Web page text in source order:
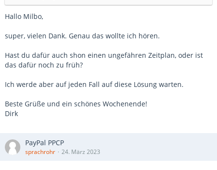
Hallo Milbo,
super, vielen Dank. Genau das wollte ich hören.
Hast du dafür auch shon einen ungefähren Zeitplan, oder ist
das dafür noch zu früh?
Ich werde aber auf jeden Fall auf diese Lösung warten.
Beste Grüße und ein schönes Wochenende!
Dirk
PayPal PPCP
sprachrohr 24. März 2023